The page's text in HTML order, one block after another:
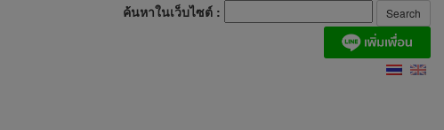
ค้นหาในเว็บไซต์ :